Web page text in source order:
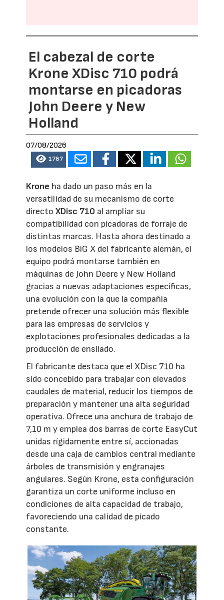
El cabezal de corte
Krone XDisc 710 podrá
montarse en picadoras
John Deere y New
Holland
07/08/2026
1787
Krone ha dado un paso más en la
versatilidad de su mecanismo de corte
directoXDisc 710 al ampliar su
compatibilidad con picadoras de forraje de
distintas marcas. Hasta ahora destinado a
los modelos BiG X del fabricante alemán, el
equipo podrá montarse también en
máquinas de John Deere y New Holland
gracias a nuevas adaptaciones específicas,
una evolución con la que la compañía
pretende ofrecer una solución más flexible
para las empresas de servicios y
explotaciones profesionales dedicadas a la
producción de ensilado.
El fabricante destaca que el XDisc 710 ha
sido concebido para trabajar con elevados
caudales de material, reducir los tiempos de
preparación y mantener una alta seguridad
operativa. Ofrece una anchura de trabajo de
7,10 m y emplea dos barras de corte EasyCut
unidas rígidamente entre sí, accionadas
desde una caja de cambios central mediante
árboles de transmisión y engranajes
angulares. Según Krone, esta configuración
garantiza un corte uniforme incluso en
condiciones de alta capacidad de trabajo,
favoreciendo una calidad de picado
constante.